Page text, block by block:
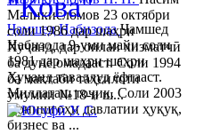
Ҷамшед НабизодаҶамшед
Набизода 9-уми майи соли
1981 дар шаҳри шаҳри
Хуҷанд таваллуд ёфтааст.
Миллаташ тоҷик. Соли 2003
Донишгоҳи давлатии ҳуқуқ,
бизнес ва ...
Маликисломов 23 октябри
соли 1986 дар шаҳри
Хуҷанд, дар оилаи хизматчӣ
ба дунё омадааст. Соли 1994
ба мактаби таҳсилоти
умумии №18-и ш...
"Кова"